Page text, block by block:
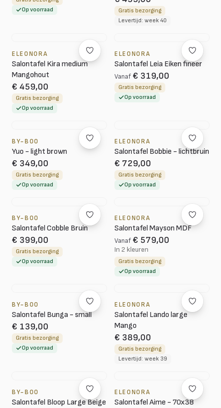
Op voorraad
Gratis bezorging
Levertijd: week 40
ELEONORA
Salontafel Kira medium
Mangohout
€ 459,00
Gratis bezorging
Op voorraad
ELEONORA
Salontafel Leia Eiken fineer
Vanaf € 319,00
Gratis bezorging
Op voorraad
BY-BOO
Yuo - light brown
€ 349,00
Gratis bezorging
Op voorraad
ELEONORA
Salontafel Bobbie - lichtbruin
€ 729,00
Gratis bezorging
Op voorraad
BY-BOO
Salontafel Cobble Bruin
€ 399,00
Gratis bezorging
Op voorraad
ELEONORA
Salontafel Mayson MDF
Vanaf € 579,00
In 2 kleuren
Gratis bezorging
Op voorraad
BY-BOO
Salontafel Bunga - small
€ 139,00
Gratis bezorging
Op voorraad
ELEONORA
Salontafel Lando large
Mango
€ 389,00
Gratis bezorging
Levertijd: week 39
BY-BOO
Salontafel Bloop Large Beige
ELEONORA
Salontafel Aime - 70x38